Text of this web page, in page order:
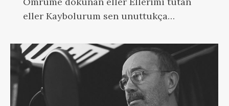
eller Kaybolurum sen unuttukça…